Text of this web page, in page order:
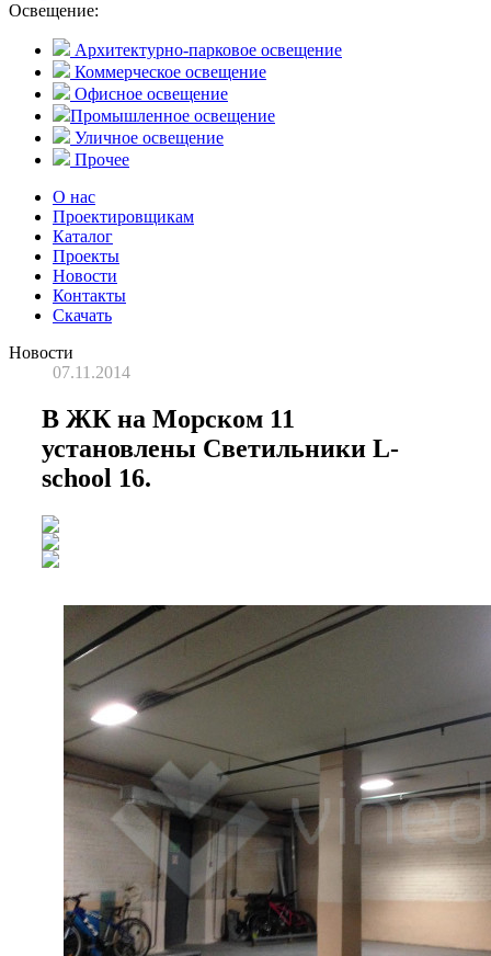
Освещение:
Архитектурно-парковое освещение
Коммерческое освещение
Офисное освещение
Промышленное освещение
Уличное освещение
Прочее
О нас
Проектировщикам
Каталог
Проекты
Новости
Контакты
Скачать
Новости
07.11.2014
В ЖК на Морском 11
установлены Светильники L-
school 16.